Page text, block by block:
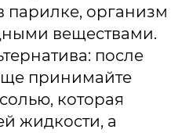
парилке, организм
веществами.
после
принимайте
которая
жидкости, а